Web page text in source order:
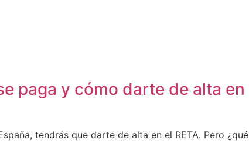
paga y cómo darte de alta en
tendrás que darte de alta en el RETA. Pero ¿qué